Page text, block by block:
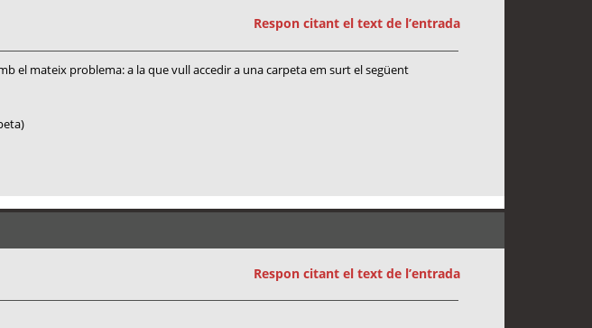
Respon citant el text de l’entrada
el mateix problema: a la que vull accedir a una carpeta em surt el següent
Respon citant el text de l’entrada